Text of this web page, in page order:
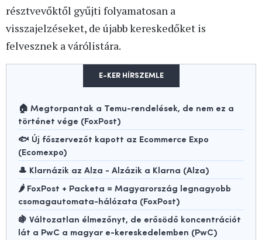
résztvevőktől gyűjti folyamatosan a
visszajelzéseket, de újabb kereskedőket is
felvesznek a várólistára.
E-KER HÍRSZEMLE
🏠 Megtorpantak a Temu-rendelések, de nem ez a
történet vége (FoxPost)
🐟 Új főszervezőt kapott az Ecommerce Expo
(Ecomexpo)
🎩 Klarnázik az Alza - Alzázik a Klarna (Alza)
🌶️ FoxPost + Packeta = Magyarország legnagyobb
csomagautomata-hálózata (FoxPost)
🍇 Változatlan élmezőnyt, de erősödő koncentrációt
lát a PwC a magyar e-kereskedelemben (PwC)